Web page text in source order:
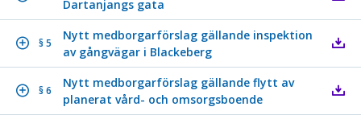
Dartanjangs gata
§ 5
Nytt medborgarförslag gällande inspektion
av gångvägar i Blackeberg
§ 6
Nytt medborgarförslag gällande flytt av
planerat vård- och omsorgsboende